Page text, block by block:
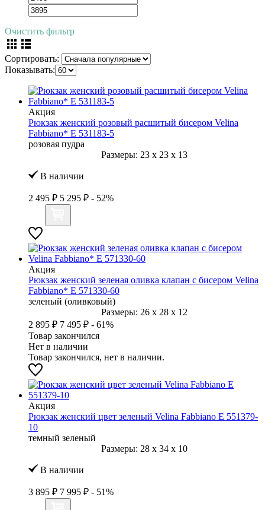
Очистить фильтр
Сортировать:
Показывать:
Акция
Рюкзак женский розовый расшитый бисером Velina
Fabbiano* E 531183-5
розовая пудра
Размеры: 23 x 23 x 13
В наличии
2 495 ₽ 5 295 ₽ - 52%
Акция
Рюкзак женский зеленая оливка клапан с бисером Velina
Fabbiano* E 571330-60
зеленый (оливковый)
Размеры: 26 x 28 x 12
2 895 ₽ 7 495 ₽ - 61%
Товар закончился
Нет в наличии
Товар закончился, нет в наличии.
Акция
Рюкзак женский цвет зеленый Velina Fabbiano E 551379-
10
темный зеленый
Размеры: 28 x 34 x 10
В наличии
3 895 ₽ 7 995 ₽ - 51%